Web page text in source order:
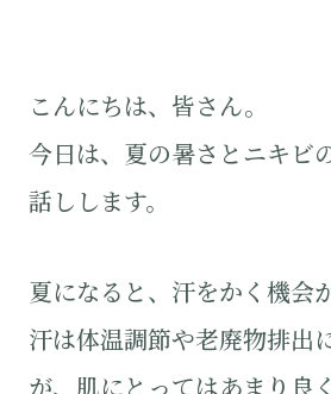
こんにちは、皆さん。
今日は、夏の暑さとニキビ
話しします。
夏になると、汗をかく機会
汗は体温調節や老廃物排出
が、肌にとってはあまり良